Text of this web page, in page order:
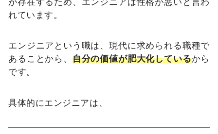
れています。
エンジニアという職は、現代に求められる職種で
あることから、 自分の価値が肥大化しているから
です。
具体的にエンジニアは、